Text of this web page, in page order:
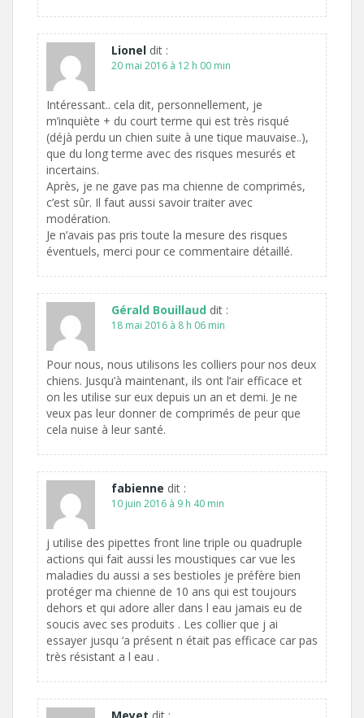
Lionel dit :
20 mai 2016 à 12 h 00 min
Intéressant.. cela dit, personnellement, je
m’inquiète + du court terme qui est très risqué
(déjà perdu un chien suite à une tique mauvaise..),
que du long terme avec des risques mesurés et
incertains.
Après, je ne gave pas ma chienne de comprimés,
c’est sûr. Il faut aussi savoir traiter avec
modération.
Je n’avais pas pris toute la mesure des risques
éventuels, merci pour ce commentaire détaillé.
Gérald Bouillaud dit :
18 mai 2016 à 8 h 06 min
Pour nous, nous utilisons les colliers pour nos deux
chiens. Jusqu’à maintenant, ils ont l’air efficace et
on les utilise sur eux depuis un an et demi. Je ne
veux pas leur donner de comprimés de peur que
cela nuise à leur santé.
fabienne dit :
10 juin 2016 à 9 h 40 min
j utilise des pipettes front line triple ou quadruple
actions qui fait aussi les moustiques car vue les
maladies du aussi a ses bestioles je préfère bien
protéger ma chienne de 10 ans qui est toujours
dehors et qui adore aller dans l eau jamais eu de
soucis avec ses produits . Les collier que j ai
essayer jusqu ‘a présent n était pas efficace car pas
très résistant a l eau .